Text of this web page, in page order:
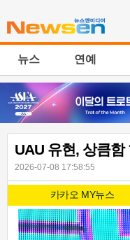
뉴스 연예
UAU 유현, 상큼
2026-07-08 17:58:55
카카오 MY뉴스